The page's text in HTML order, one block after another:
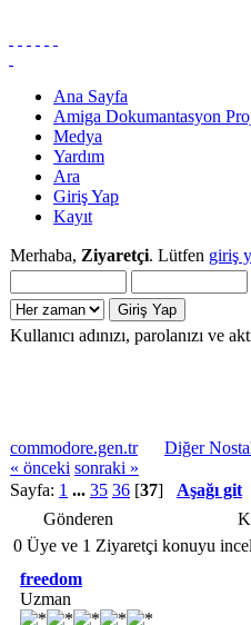
Ana Sayfa
Amiga Dokumantasyon
Medya
Yardım
Ara
Giriş Yap
Kayıt
Merhaba, Ziyaretçi. Lütfen giriş
Kullanıcı adınızı, parolanızı ve
commodore.gen.tr Diğer
« önceki sonraki »
Sayfa: 1 ... 35 36 [37] Aşağı git
Gönderen
0 Üye ve 1 Ziyaretçi konuyu
freedom
Uzman